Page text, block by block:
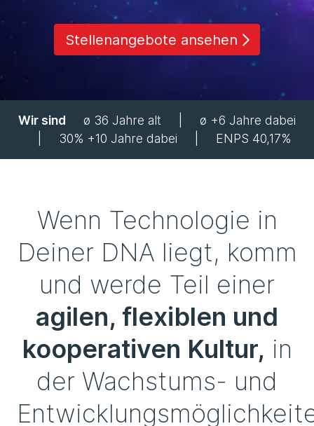
Stellenangebote ansehen
Wir sind
ø 36 Jahre alt | ø +6 Jahre dabei
| 30% +10 Jahre dabei | ENPS 40,17%
Wenn Technologie in
Deiner DNA liegt, komm
und werde Teil einer
agilen, flexiblen und
kooperativen Kultur, in
der Wachstums- und